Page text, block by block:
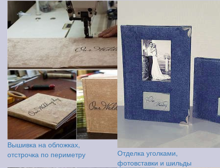
Вышивка на обложках,
отстрочка по периметру
Отделка уголками,
фотовставки и шильды